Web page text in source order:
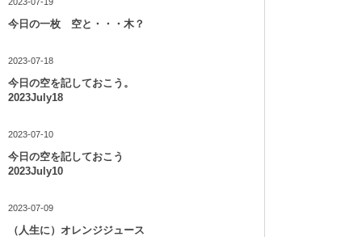
今日の一枚 空と・・・木？
2023-07-18
今日の空を記しておこう。
2023July18
2023-07-10
今日の空を記しておこう
2023July10
2023-07-09
（人生に）オレンジジュース